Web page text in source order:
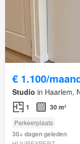
€ 1.100/
Studio in Haarlem,
1 30 m²
Parkeerplaats
30+ dagen geleden